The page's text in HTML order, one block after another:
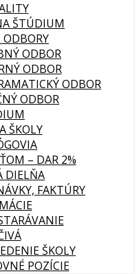
ŠTÚDIUM
ODBOR
ODBOR
ODBOR
ODBOR
ŠKOLY
– DAR 2%
DIELŇA
FAKTÚRY
ŠKOLY
POZÍCIE